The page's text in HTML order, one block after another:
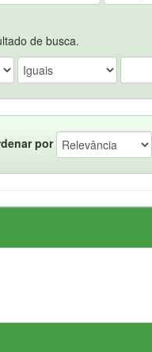
de busca.
por